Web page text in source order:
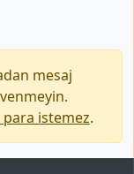
mesaj
istemez.